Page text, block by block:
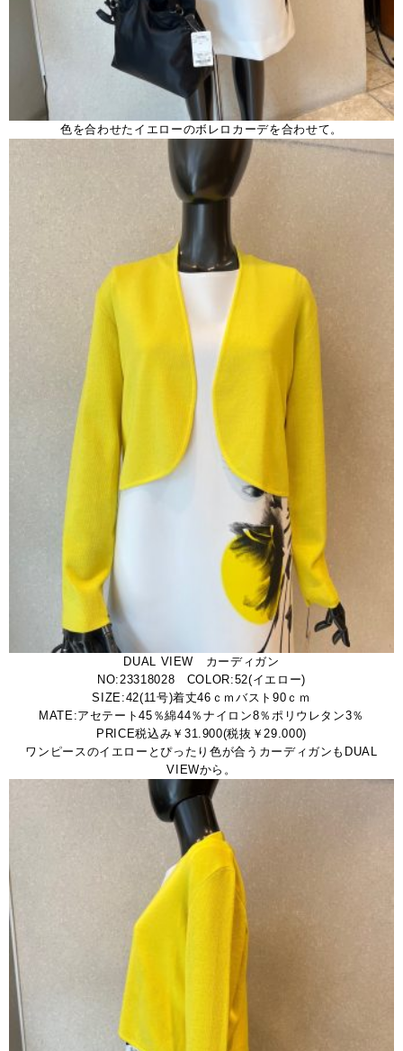
色を合わせたイエローのボレロカーデを合わせて。
DUAL VIEW カーディガン
NO:23318028 COLOR:52(イエロー)
SIZE:42(11号)着丈46ｃｍバスト90ｃｍ
MATE:アセテート45％綿44％ナイロン8％ポリウレタン3％
PRICE税込み￥31.900(税抜￥29.000)
ワンピースのイエローとぴったり色が合うカーディガンもDUAL
VIEWから。